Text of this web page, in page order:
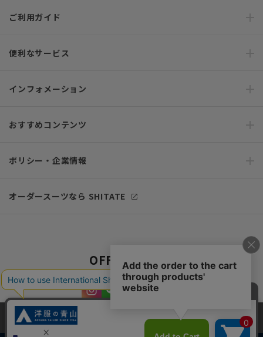
ご利用ガイド
便利なサービス
インフォメーション
おすすめコンテンツ
ポリシー・企業情報
オーダースーツなら SHITATE
OFFICIAL SNS
当サイトでは、快適な閲覧体験とコンテンツ改善のためにCookieを使用